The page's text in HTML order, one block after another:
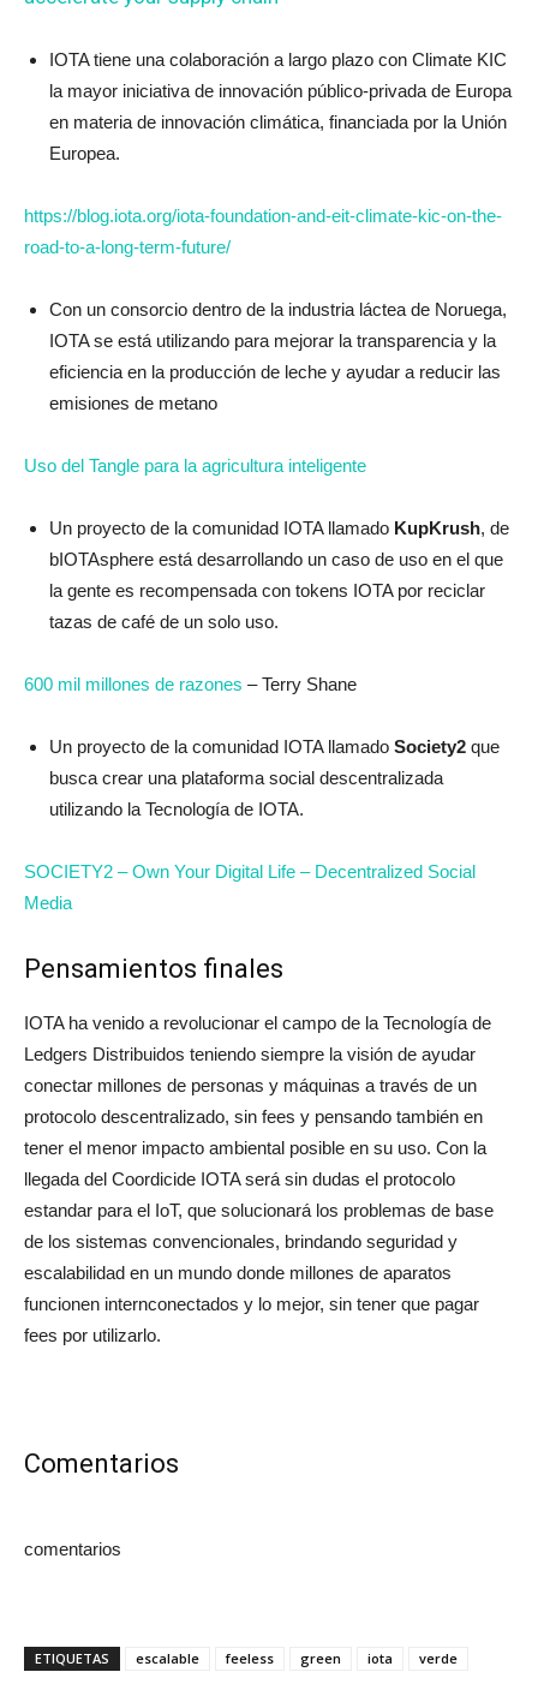
IOTA tiene una colaboración a largo plazo con Climate KIC
la mayor iniciativa de innovación público-privada de Europa
en materia de innovación climática, financiada por la Unión
Europea.
https://blog.iota.org/iota-foundation-and-eit-climate-kic-on-the-
road-to-a-long-term-future/
Con un consorcio dentro de la industria láctea de Noruega,
IOTA se está utilizando para mejorar la transparencia y la
eficiencia en la producción de leche y ayudar a reducir las
emisiones de metano
Uso del Tangle para la agricultura inteligente
Un proyecto de la comunidad IOTA llamado KupKrush, de
bIOTAsphere está desarrollando un caso de uso en el que
la gente es recompensada con tokens IOTA por reciclar
tazas de café de un solo uso.
600 mil millones de razones – Terry Shane
Un proyecto de la comunidad IOTA llamado Society2 que
busca crear una plataforma social descentralizada
utilizando la Tecnología de IOTA.
SOCIETY2 – Own Your Digital Life – Decentralized Social
Media
Pensamientos finales
IOTA ha venido a revolucionar el campo de la Tecnología de
Ledgers Distribuidos teniendo siempre la visión de ayudar
conectar millones de personas y máquinas a través de un
protocolo descentralizado, sin fees y pensando también en
tener el menor impacto ambiental posible en su uso. Con la
llegada del Coordicide IOTA será sin dudas el protocolo
estandar para el IoT, que solucionará los problemas de base
de los sistemas convencionales, brindando seguridad y
escalabilidad en un mundo donde millones de aparatos
funcionen internconectados y lo mejor, sin tener que pagar
fees por utilizarlo.
Comentarios
comentarios
ETIQUETAS escalable feeless green iota verde